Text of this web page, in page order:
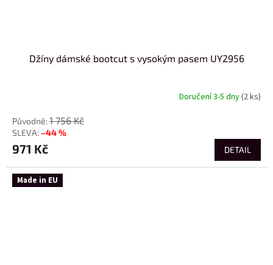
Džíny dámské bootcut s vysokým pasem UY2956
Doručení 3-5 dny(2 ks)
1 756 Kč
–44 %
971 Kč DETAIL
Made in EU